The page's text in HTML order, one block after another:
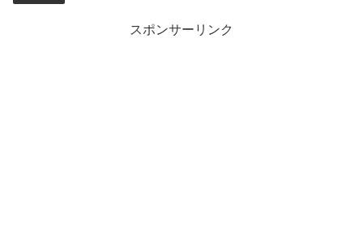
スポンサーリンク